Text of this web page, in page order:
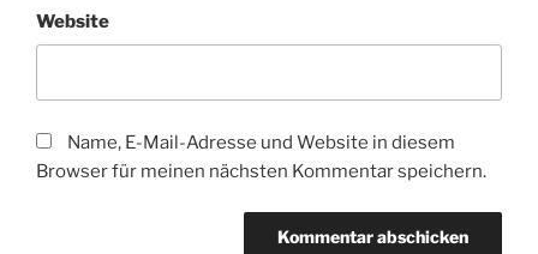
Website
Name, E-Mail-Adresse und Website in diesem
Browser für meinen nächsten Kommentar speichern.